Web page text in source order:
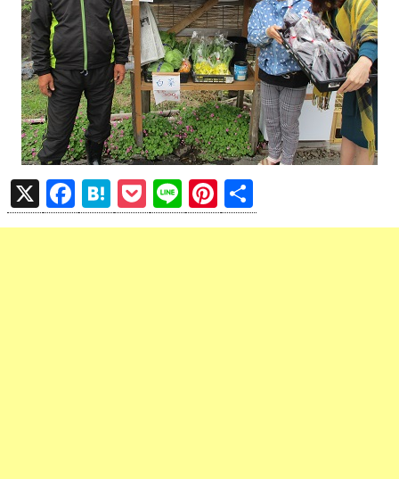
X
F
a
H
at
P
o
Li
n
Pi
nt 有